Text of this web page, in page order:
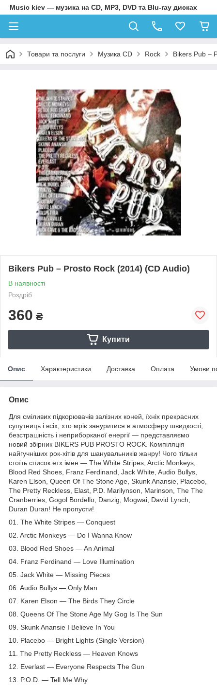
Music kiev — музика на CD, MP3, DVD та Blu-ray дисках
Товари та послуги Музика CD Rock Bikers Pub –
Bikers Pub – Prosto Rock (2014) (CD Audio)
В наявності
Роздріб
360 ₴
Купити
Опис Характеристики Доставка Оплата Умови
Опис
Для сміливих підкорювачів залізних коней, їхніх прекрасних
супутниць і всіх, хто мріє зануритися в атмосферу швидкості,
безстрашність і неприборканої енергії — представляємо
новий збірник BIKERS PUB PROSTO ROCK. Компіляція
найгучніших рок-хітів для шанувальників жанру! Чого тільки
стоїть список етх імен — The White Stripes, Arctic Monkeys,
Blood Red Shoes, Franz Ferdinand, Jack White, Audio Bullys,
Karen Elson, Queen Of The Stone Age, Skunk Anansie, Placebo,
The Pretty Reckless, Elast, P.D. Marilynson, Marinson, The The
Cranberries, Gogol Bordello, Danzig, Mogwai, David Lynch,
Duran Duran! Не пропусти!
01. The White Stripes — Conquest
02. Arctic Monkeys — Do I Wanna Know
03. Blood Red Shoes — An Animal
04. Franz Ferdinand — Love Illumination
05. Jack White — Missing Pieces
06. Audio Bullys — Only Man
07. Karen Elson — The Birds They Circle
08. Queens Of The Stone Age My Gog Is The Sun
09. Skunk Anansie I Believe In You
10. Placebo — Bright Lights (Single Version)
11. The Pretty Reckless — Heaven Knows
12. Everlast — Everyone Respects The Gun
13. P.O.D. — Tell Me Why